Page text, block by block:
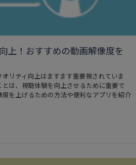
上！おすすめの動画解像度を
リティ向上はますます重要視されていま
は、視聴体験を向上させるために重要で
を上げるための方法や便利なアプリを紹介